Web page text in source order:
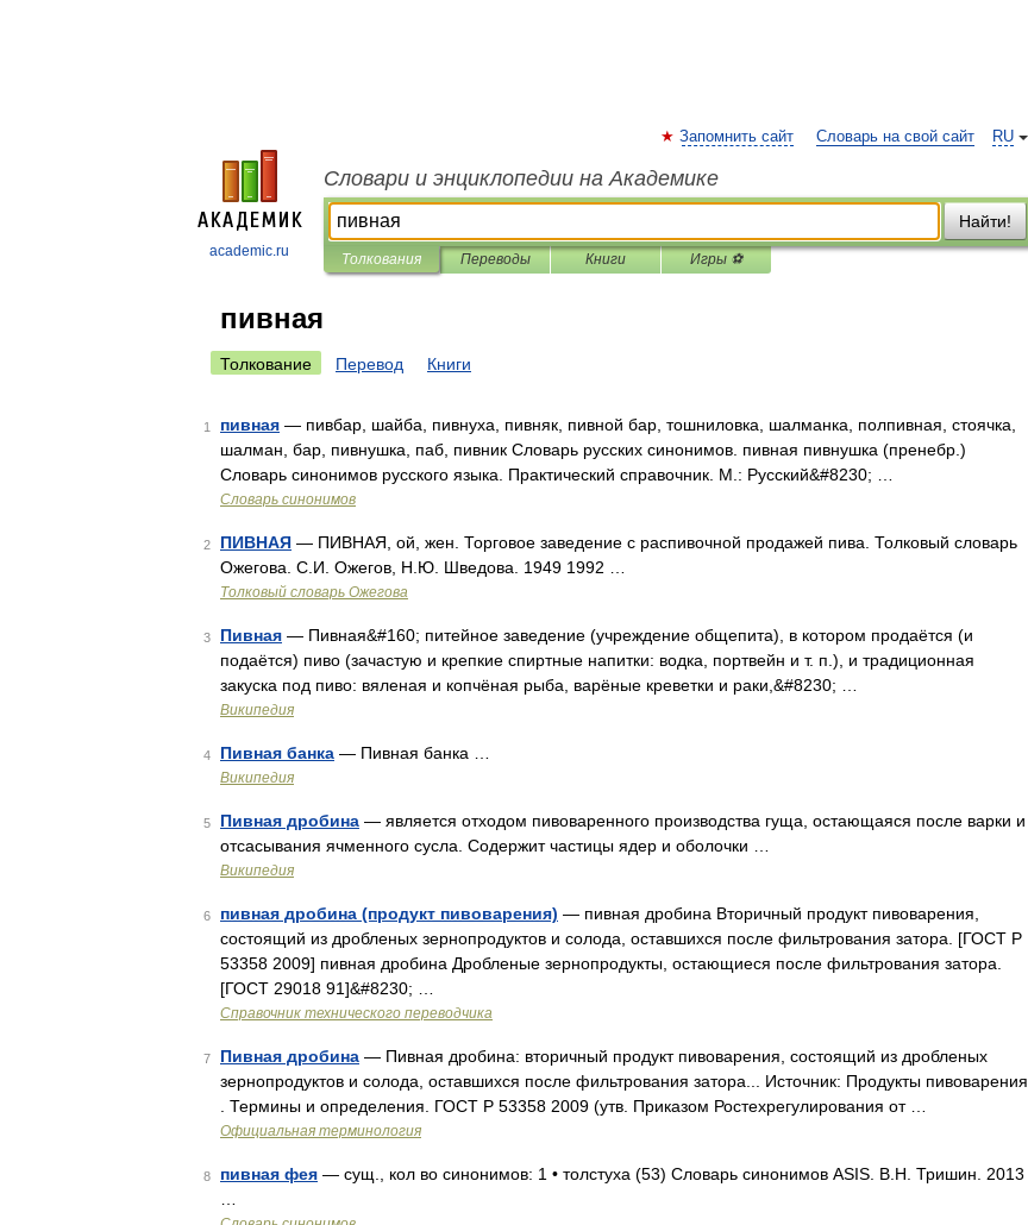
academic.ru
RU
Запомнить сайт Словарь на свой сайт
Словари и энциклопедии на Академике
Найти!
Толкования Переводы Книги Игры ⚽
пивная
Толкование Перевод Книги
1 пивная — пивбар, шайба, пивнуха, пивняк, пивной бар, тошниловка, шалманка, полпивная, стоячка,
шалман, бар, пивнушка, паб, пивник Словарь русских синонимов. пивная пивнушка (пренебр.)
Словарь синонимов русского языка. Практический справочник. М.: Русский&#8230; …
Словарь синонимов
2 ПИВНАЯ — ПИВНАЯ, ой, жен. Торговое заведение с распивочной продажей пива. Толковый словарь
Ожегова. С.И. Ожегов, Н.Ю. Шведова. 1949 1992 …
Толковый словарь Ожегова
3 Пивная — Пивная&#160; питейное заведение (учреждение общепита), в котором продаётся (и
подаётся) пиво (зачастую и крепкие спиртные напитки: водка, портвейн и т. п.), и традиционная
закуска под пиво: вяленая и копчёная рыба, варёные креветки и раки,&#8230; …
Википедия
4 Пивная банка — Пивная банка …
Википедия
5 Пивная дробина — является отходом пивоваренного производства гуща, остающаяся после варки и
отсасывания ячменного сусла. Содержит частицы ядер и оболочки …
Википедия
6 пивная дробина (продукт пивоварения) — пивная дробина Вторичный продукт пивоварения,
состоящий из дробленых зернопродуктов и солода, оставшихся после фильтрования затора. [ГОСТ Р
53358 2009] пивная дробина Дробленые зернопродукты, остающиеся после фильтрования затора.
[ГОСТ 29018 91]&#8230; …
Справочник технического переводчика
7 Пивная дробина — Пивная дробина: вторичный продукт пивоварения, состоящий из дробленых
зернопродуктов и солода, оставшихся после фильтрования затора... Источник: Продукты пивоварения
. Термины и определения. ГОСТ Р 53358 2009 (утв. Приказом Ростехрегулирования от …
Официальная терминология
8 пивная фея — сущ., кол во синонимов: 1 • толстуха (53) Словарь синонимов ASIS. В.Н. Тришин. 2013